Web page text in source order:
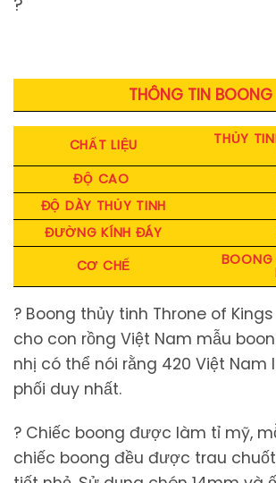
?
THÔNG TIN BOONG
CHẤT LIỆU THỦY
ĐỘ CAO
ĐỘ DÀY THỦY TINH
ĐƯỜNG KÍNH ĐÁY
CƠ CHẾ
BOONG
? Boong thủy tinh Throne of
cho con rồng Việt Nam mẫu
nhị có thể nói rằng 420 Việt Nam
phối duy nhất.
? Chiếc boong được làm tỉ mỹ,
chiếc boong đều được trau